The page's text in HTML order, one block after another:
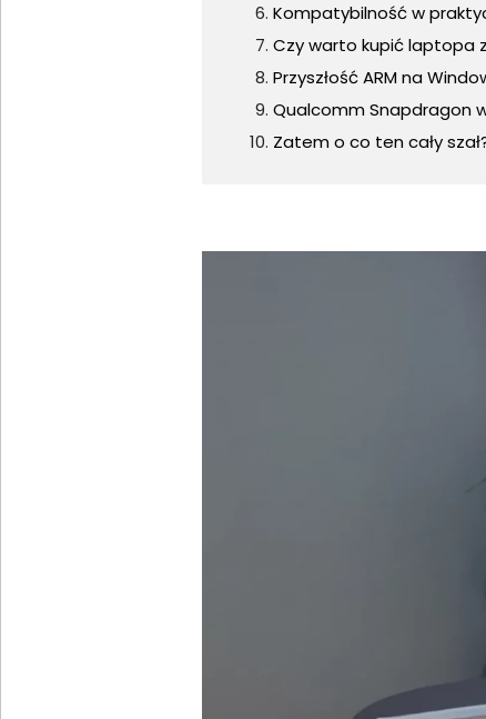
Kompatybilność w
Czy warto kupić laptopa
Przyszłość ARM na
Qualcomm Snapdragon
Zatem o co ten cały